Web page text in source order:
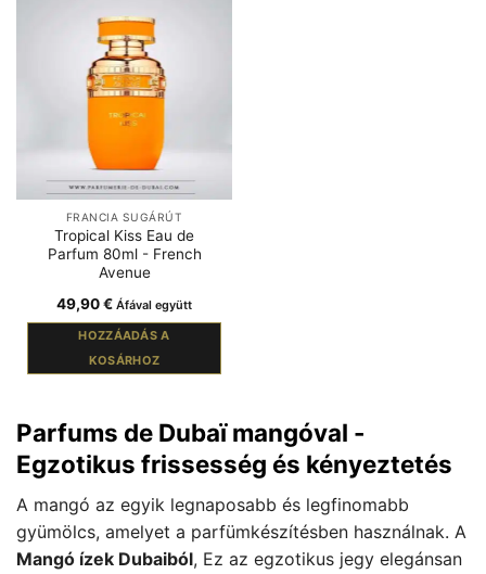
FRANCIA SUGÁRÚT
Tropical Kiss Eau de
Parfum 80ml - French
Avenue
49,90€ Áfával együtt
HOZZÁADÁS A
KOSÁRHOZ
Parfums de Dubaï mangóval -
Egzotikus frissesség és kényeztetés
A mangó az egyik legnaposabb és legfinomabb
gyümölcs, amelyet a parfümkészítésben használnak. A
Mangó ízek Dubaiból, Ez az egzotikus jegy elegánsan